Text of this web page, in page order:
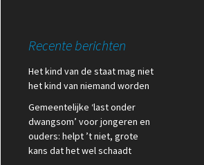
Recente berichten
Het kind van de staat mag niet
het kind van niemand worden
Gemeentelijke ‘last onder
dwangsom’ voor jongeren en
ouders: helpt ’t niet, grote
kans dat het wel schaadt